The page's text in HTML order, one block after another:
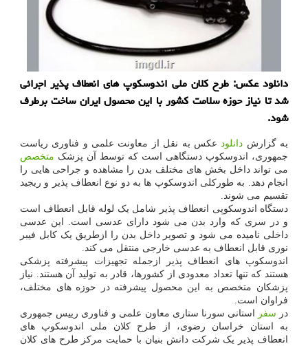
دانلود عکس: طرح کلان ملی اندوسکوپ های انعطاف پذیر اجرائی
شد تا نیاز حوزه سلامت کشور با این محصول ایران ساخت برطرف
شود.
به گزارش دانلودعکس به نقل از معاونت علمی و فناوری ریاست
جمهوری، اندوسکوپ دستگاهی است که توسط آن پزشک متخصص
می تواند داخل بخش های مختلف بدن را مشاهده و جراحی هایی را
انجام دهد. به طورکلی اندوسکوپ ها به دو نوع انعطاف پذیر و ریجید
تقسیم می شوند.
دستگاه اندوسکوپی انعطاف پذیر شامل یک لوله قابل انعطاف است
و در سری که وارد بدن می شود دارای عدسی است. این عدسی
داخلی نامیده می شود و تصویر داخل بدن را ازطریق یک کابل فیبر
نوری قابل انعطاف به عدسی خارجی منتقل می کند.
اندوسکوپ های انعطاف پذیر ازجمله تجهیزات پیشرفته پزشکی
هستند که تنها تعداد معدودی از کشورها، قادر به تولید آن هستند. نیاز
پزشکان متخصص به این محصول پیشرفته در حوزه های مختلف،
فراوان است.
در سفر
استانی سورنا ستاری معاون علمی و فناوری رییس جمهوری
به استان خراسان رضوی، از طرح کلان ملی اندوسکوپ های
انعطاف پذیر یک شرکت دانش بنیان با حمایت مرکز طرح های کلان